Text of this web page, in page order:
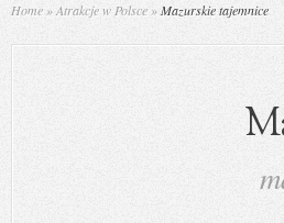
Home »Atrakcje w Polsce »Mazurskie tajemnice